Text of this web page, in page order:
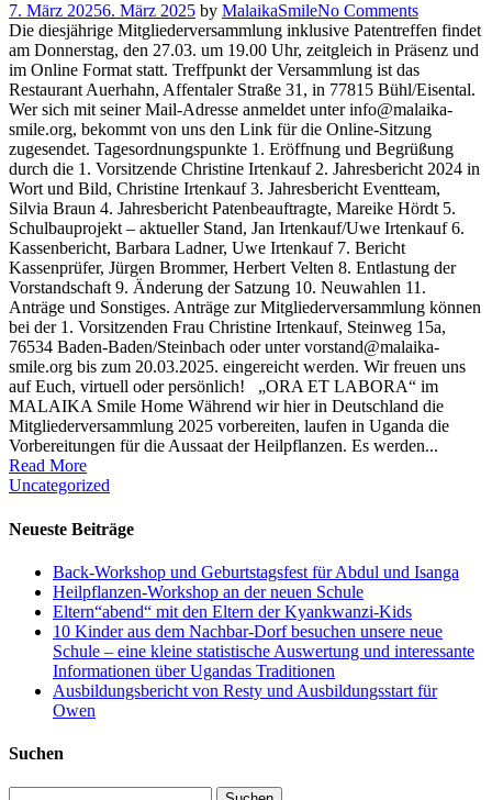
7. März 20256. März 2025 by MalaikaSmileNo Comments
Die diesjährige Mitgliederversammlung inklusive Patentreffen findet
am Donnerstag, den 27.03. um 19.00 Uhr, zeitgleich in Präsenz und
im Online Format statt. Treffpunkt der Versammlung ist das
Restaurant Auerhahn, Affentaler Straße 31, in 77815 Bühl/Eisental.
Wer sich mit seiner Mail-Adresse anmeldet unter info@malaika-
smile.org, bekommt von uns den Link für die Online-Sitzung
zugesendet. Tagesordnungspunkte 1. Eröffnung und Begrüßung
durch die 1. Vorsitzende Christine Irtenkauf 2. Jahresbericht 2024 in
Wort und Bild, Christine Irtenkauf 3. Jahresbericht Eventteam,
Silvia Braun 4. Jahresbericht Patenbeauftragte, Mareike Hördt 5.
Schulbauprojekt – aktueller Stand, Jan Irtenkauf/Uwe Irtenkauf 6.
Kassenbericht, Barbara Ladner, Uwe Irtenkauf 7. Bericht
Kassenprüfer, Jürgen Brommer, Herbert Velten 8. Entlastung der
Vorstandschaft 9. Änderung der Satzung 10. Neuwahlen 11.
Anträge und Sonstiges. Anträge zur Mitgliederversammlung können
bei der 1. Vorsitzenden Frau Christine Irtenkauf, Steinweg 15a,
76534 Baden-Baden/Steinbach oder unter vorstand@malaika-
smile.org bis zum 20.03.2025. eingereicht werden. Wir freuen uns
auf Euch, virtuell oder persönlich! „ORA ET LABORA“ im
MALAIKA Smile Home Während wir hier in Deutschland die
Mitgliederversammlung 2025 vorbereiten, laufen in Uganda die
Vorbereitungen für die Aussaat der Heilpflanzen. Es werden...
Read More
Uncategorized
Neueste Beiträge
Back-Workshop und Geburtstagsfest für Abdul und Isanga
Heilpflanzen-Workshop an der neuen Schule
Eltern“abend“ mit den Eltern der Kyankwanzi-Kids
10 Kinder aus dem Nachbar-Dorf besuchen unsere neue
Schule – eine kleine statistische Auswertung und interessante
Informationen über Ugandas Traditionen
Ausbildungsbericht von Resty und Ausbildungsstart für
Owen
Suchen